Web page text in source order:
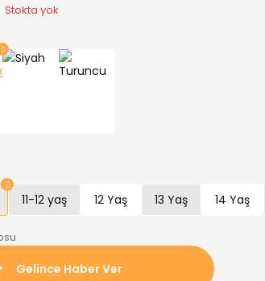
Stokta yok
11-12 yaş 12 Yaş 13 Yaş 14 Yaş
Gelince Haber Ver